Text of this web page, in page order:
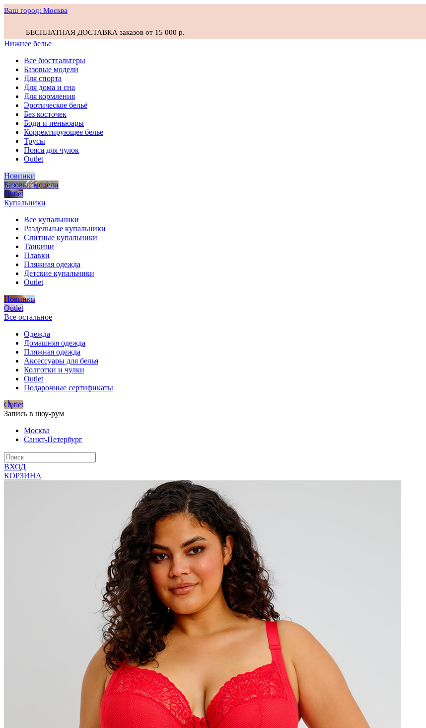
Ваш город: Москва
БЕСПЛАТНАЯ ДОСТАВКА заказов от 15 000 р.
Нижнее белье
Все бюстгальтеры
Базовые модели
Для спорта
Для дома и сна
Для кормления
Эротическое бельё
Без косточек
Боди и пеньюары
Корректирующее белье
Трусы
Пояса для чулок
Outlet
Новинки
Базовые модели
Outlet
Купальники
Все купальники
Раздельные купальники
Слитные купальники
Танкини
Плавки
Пляжная одежда
Детские купальники
Outlet
Новинки
Outlet
Все остальное
Одежда
Домашняя одежда
Пляжная одежда
Аксессуары для белья
Колготки и чулки
Outlet
Подарочные сертификаты
Outlet
Запись в шоу-рум
Москва
Санкт-Петербург
ВХОД
КОРЗИНА